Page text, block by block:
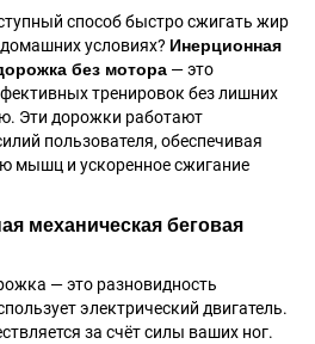
способ быстро сжигать жир
условиях? Инерционная
без мотора — это
тренировок без лишних
Эти дорожки работают
пользователя, обеспечивая
мышц и ускоренное сжигание
механическая беговая
— это разновидность
электрический двигатель.
за счёт силы ваших ног.